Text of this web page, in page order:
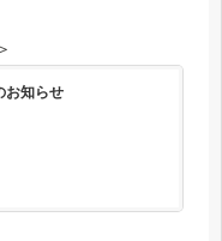
お知らせ